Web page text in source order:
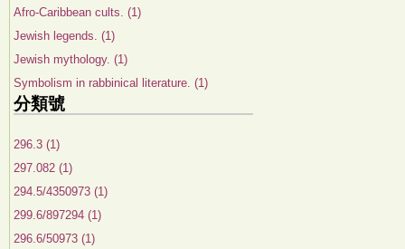
Afro-Caribbean cults. (1)
Jewish legends. (1)
Jewish mythology. (1)
Symbolism in rabbinical literature. (1)
分類號
296.3 (1)
297.082 (1)
294.5/4350973 (1)
299.6/897294 (1)
296.6/50973 (1)